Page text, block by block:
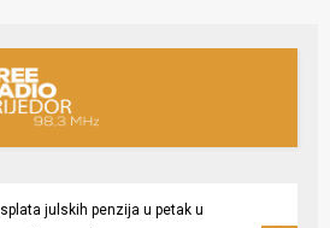
Isplata julskih penzija u petak u